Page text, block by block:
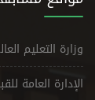
وزارة التعليم
الإدارة العامة